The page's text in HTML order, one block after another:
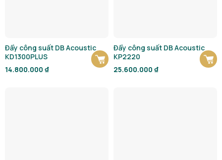
Đẩy công suất DB Acoustic
KD1300PLUS
14.800.000 ₫
Đẩy công suất DB Acoustic
KP2220
25.600.000 ₫